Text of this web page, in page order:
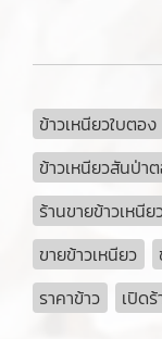
ข้าวเหนียวใบตอง
ข้าวเหนียวสันป่า
ร้านขายข้าวเหนีย
ขายข้าวเหนียว
ราคาข้าว
เปิด